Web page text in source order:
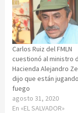
Carlos Ruiz del FMLN
cuestionó al ministro
Hacienda Alejandro
dijo que están
fuego
agosto 31, 2020
En «EL SALVADOR»